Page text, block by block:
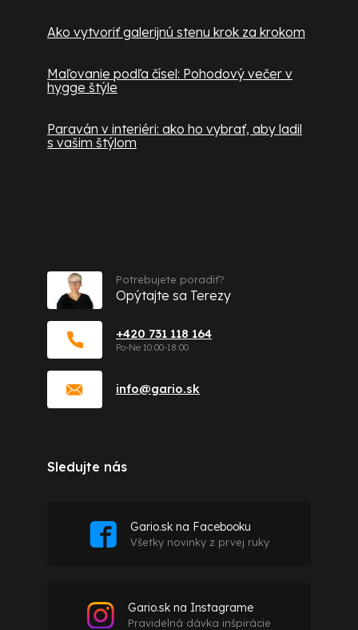
Ako vytvoriť galerijnú stenu krok za krokom
Maľovanie podľa čísel: Pohodový večer v
hygge štýle
Paraván v interiéri: ako ho vybrať, aby ladil
s vašim štýlom
info@gario.sk
+420 731 118 164
Potrebujete poradiť?
Opýtajte sa Terezy
Sledujte nás
Gario.sk na Facebooku
Všetky novinky z prvej ruky
Gario.sk na Instagrame
Pravidelná dávka inšpirácie